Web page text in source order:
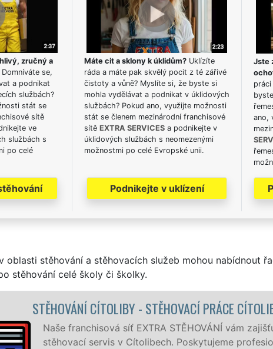
zručný a
se,
a podnikat
službách?
stát se
sítě
ve
službách s
po celé
Máte cit a sklony k úklidům?Uklízíte
ráda a máte pak skvělý pocit z té zářivé
čistoty a vůně? Myslíte si, že byste si
mohla vydělávat a podnikat v úklidových
službách? Pokud ano, využijte možnosti
stát se členem mezinárodní franchisové
sítě EXTRA SERVICESa podnikejte v
úklidových službách s neomezenými
možnostmi po celé Evropské unii.
Podnikejte v uklízení
Jste
ano,
oblasti stěhování a stěhovacích služeb mohou nabídnout
stěhování celé školy či školky.
CÍTOLIBY
zajišťuje kompletní
profesionální a kvalitní